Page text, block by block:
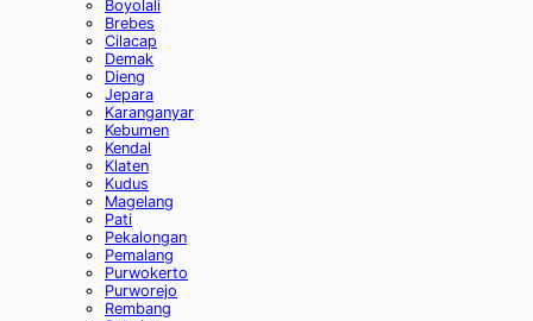
Boyolali
Brebes
Cilacap
Demak
Dieng
Jepara
Karanganyar
Kebumen
Kendal
Klaten
Kudus
Magelang
Pati
Pekalongan
Pemalang
Purwokerto
Purworejo
Rembang